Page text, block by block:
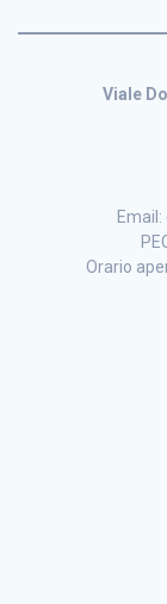
Viale
Email:
Orario